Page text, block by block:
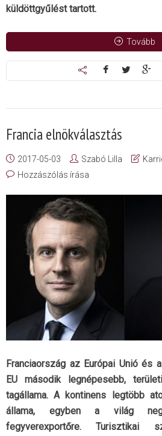
küldöttgyűlést tartott.
Tovább
Francia elnökválasztás
2017-05-03 Szabó Lilla
Hozzászólás írása
Franciaország az Európai Unió és
EU második legnépesebb,
tagállama. A kontinens legtöbb
állama, egyben a világ
fegyverexportőre. Turisztikai